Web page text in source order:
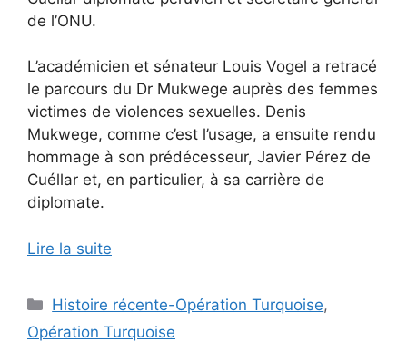
de l’ONU.
L’académicien et sénateur Louis Vogel a retracé
le parcours du Dr Mukwege auprès des femmes
victimes de violences sexuelles. Denis
Mukwege, comme c’est l’usage, a ensuite rendu
hommage à son prédécesseur, Javier Pérez de
Cuéllar et, en particulier, à sa carrière de
diplomate.
Lire la suite
Catégories
Histoire récente-Opération Turquoise,
Opération Turquoise